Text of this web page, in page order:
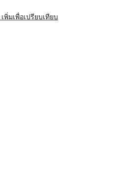
เพิ่มเพื่อเปรียบเทียบ